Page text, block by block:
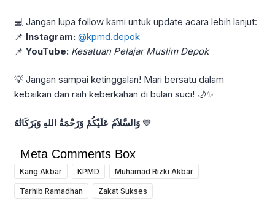
💻 Jangan lupa follow kami untuk update acara lebih lanjut:
📌 Instagram: @kpmd.depok
📌 YouTube: Kesatuan Pelajar Muslim Depok
💡 Jangan sampai ketinggalan! Mari bersatu dalam
kebaikan dan raih keberkahan di bulan suci! 🌙✨
وَالسَّلاَمُ عَلَيْكُمْ وَرَحْمَةُ اللهِ وَبَرَكَاتُهُ 💙
Meta Comments Box
Kang Akbar KPMD Muhamad Rizki Akbar
Tarhib Ramadhan Zakat Sukses